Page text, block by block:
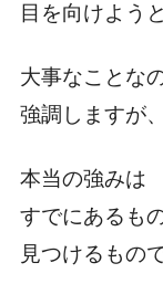
目を向けよう
大事なことな
強調しますが、
本当の強みは
すでにあるも
見つけるもの